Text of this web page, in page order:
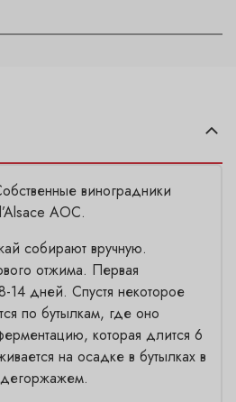
виноградники
AOC.
собирают вручную.
отжима. Первая
14 дней. Спустя некоторое
по бутылкам, где оно
которая длится 6
на осадке в бутылках в